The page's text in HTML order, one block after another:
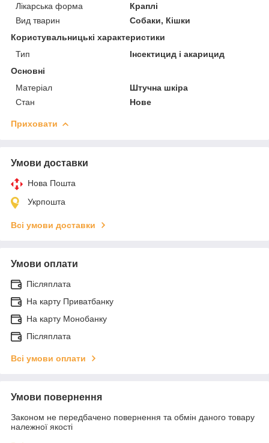
Лікарська форма
Краплі
Вид тварин
Собаки, Кішки
Користувальницькі характеристики
Тип
Інсектицид і акарицид
Основні
Матеріал
Штучна шкіра
Стан
Нове
Приховати
Умови доставки
Нова Пошта
Укрпошта
Всі умови доставки
Умови оплати
Післяплата
На карту Приватбанку
На карту Монобанку
Післяплата
Всі умови оплати
Умови повернення
Законом не передбачено повернення та обмін даного товару
належної якості